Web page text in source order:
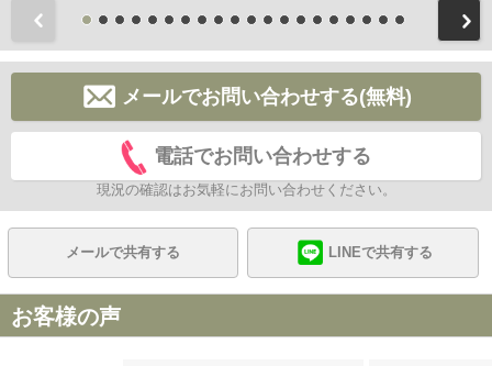
メールでお問い合わせする(無料)
電話でお問い合わせする
現況の確認はお気軽にお問い合わせください。
メールで共有する LINEで共有する
お客様の声